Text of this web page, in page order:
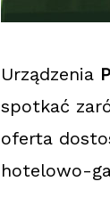
Urządzenia
spotkać
oferta
hotelowo-